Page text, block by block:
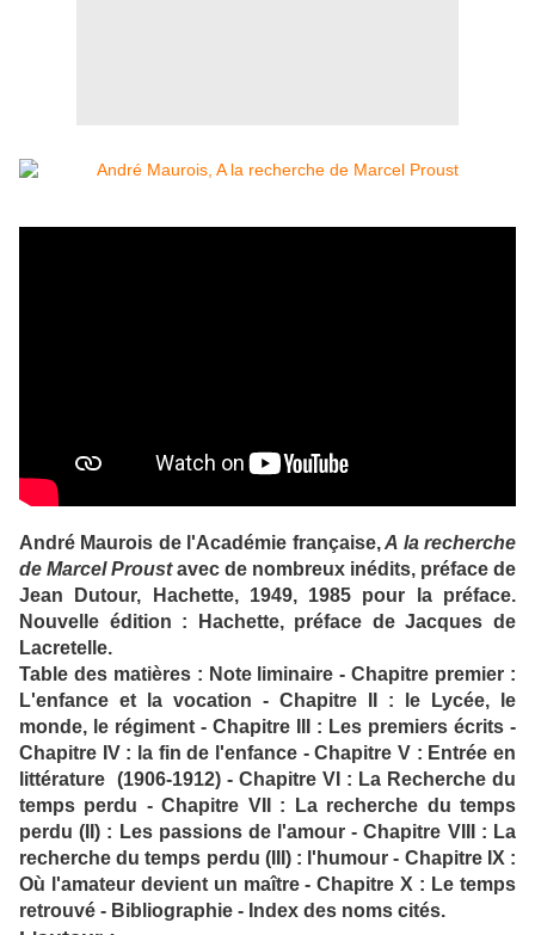
André Maurois de l'Académie française,A la recherche
de Marcel Proustavec de nombreux inédits, préface de
Jean Dutour, Hachette, 1949, 1985 pour la préface.
Nouvelle édition : Hachette, préface de Jacques de
Lacretelle.
Table des matières : Note liminaire - Chapitre premier :
L'enfance et la vocation - Chapitre II : le Lycée, le
monde, le régiment - Chapitre III : Les premiers écrits -
Chapitre IV : la fin de l'enfance - Chapitre V : Entrée en
littérature (1906-1912) - Chapitre VI : La Recherche du
temps perdu - Chapitre VII : La recherche du temps
perdu (II) : Les passions de l'amour - Chapitre VIII : La
recherche du temps perdu (III) : l'humour - Chapitre IX :
Où l'amateur devient un maître - Chapitre X : Le temps
retrouvé - Bibliographie - Index des noms cités.